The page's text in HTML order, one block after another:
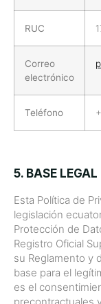
RUC
Correo
electrónico
Teléfono
5. BASE LEGAL
Esta Política de
legislación
Protección de
Registro Oficial
su Reglamento y
base para el
es el